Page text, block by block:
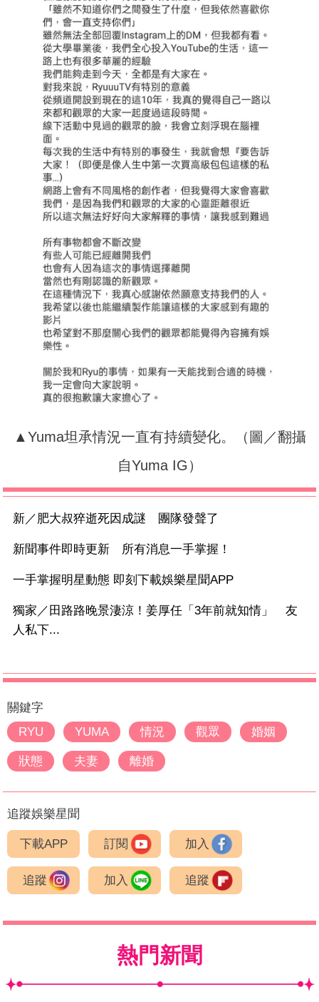
▲Yuma坦承情況一直有持續變化。（圖／翻攝
自Yuma IG）
新／肥大叔猝逝死因成謎 團隊發聲了
新聞事件即時更新 所有消息一手掌握！
一手掌握明星動態 即刻下載娛樂星聞APP
獨家／田路路晚景淒涼！姜厚任「3年前就知情」 友
人私下...
關鍵字
RYU
YUMA 情況 觀眾 婚姻
狀態 夫妻 離婚
追蹤娛樂星聞
下載APP 訂閱 加入
追蹤 加入 追蹤
熱門新聞